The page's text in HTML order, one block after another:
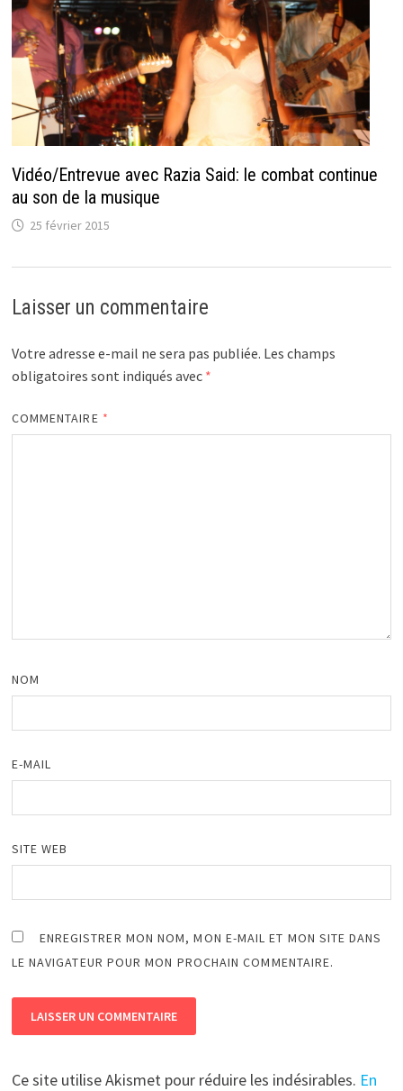
Vidéo/Entrevue avec Razia Said: le combat continue
au son de la musique
25 février 2015
Laisser un commentaire
Votre adresse e-mail ne sera pas publiée. Les champs
obligatoires sont indiqués avec *
COMMENTAIRE *
NOM
E-MAIL
SITE WEB
ENREGISTRER MON NOM, MON E-MAIL ET MON SITE DANS
LE NAVIGATEUR POUR MON PROCHAIN COMMENTAIRE.
Ce site utilise Akismet pour réduire les indésirables. En